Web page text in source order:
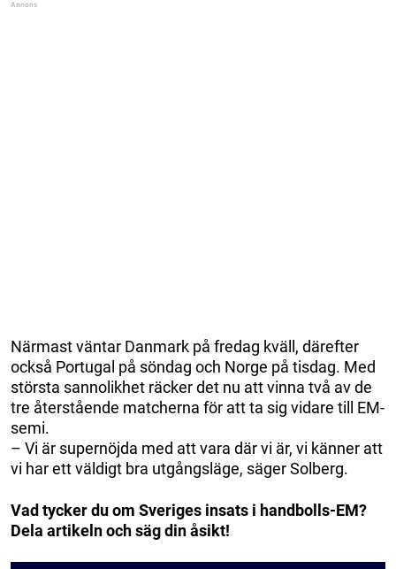
Närmast väntar Danmark på fredag kväll, därefter
också Portugal på söndag och Norge på tisdag. Med
största sannolikhet räcker det nu att vinna två av de
tre återstående matcherna för att ta sig vidare till EM-
semi.
– Vi är supernöjda med att vara där vi är, vi känner att
vi har ett väldigt bra utgångsläge, säger Solberg.
Vad tycker du om Sveriges insats i handbolls-EM?
Dela artikeln och säg din åsikt!